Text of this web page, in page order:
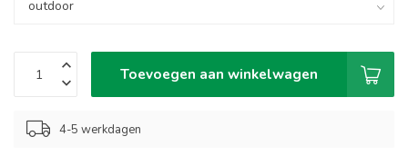
Toevoegen aan winkelwagen
4-5 werkdagen